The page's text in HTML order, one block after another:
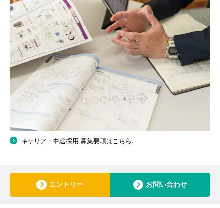
キャリア・中途採用 募集要項はこちら
エントリー お問い合わせ